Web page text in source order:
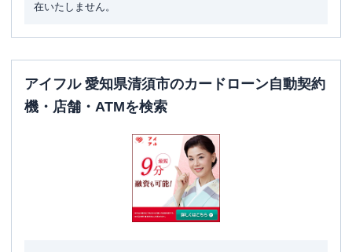
在いたしません。
アイフル 愛知県清須市のカードローン自動契約
機・店舗・ATMを検索